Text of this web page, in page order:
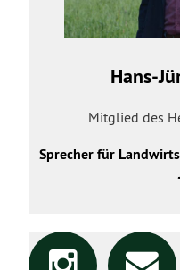
Hans-
Mitglied des
Sprecher für